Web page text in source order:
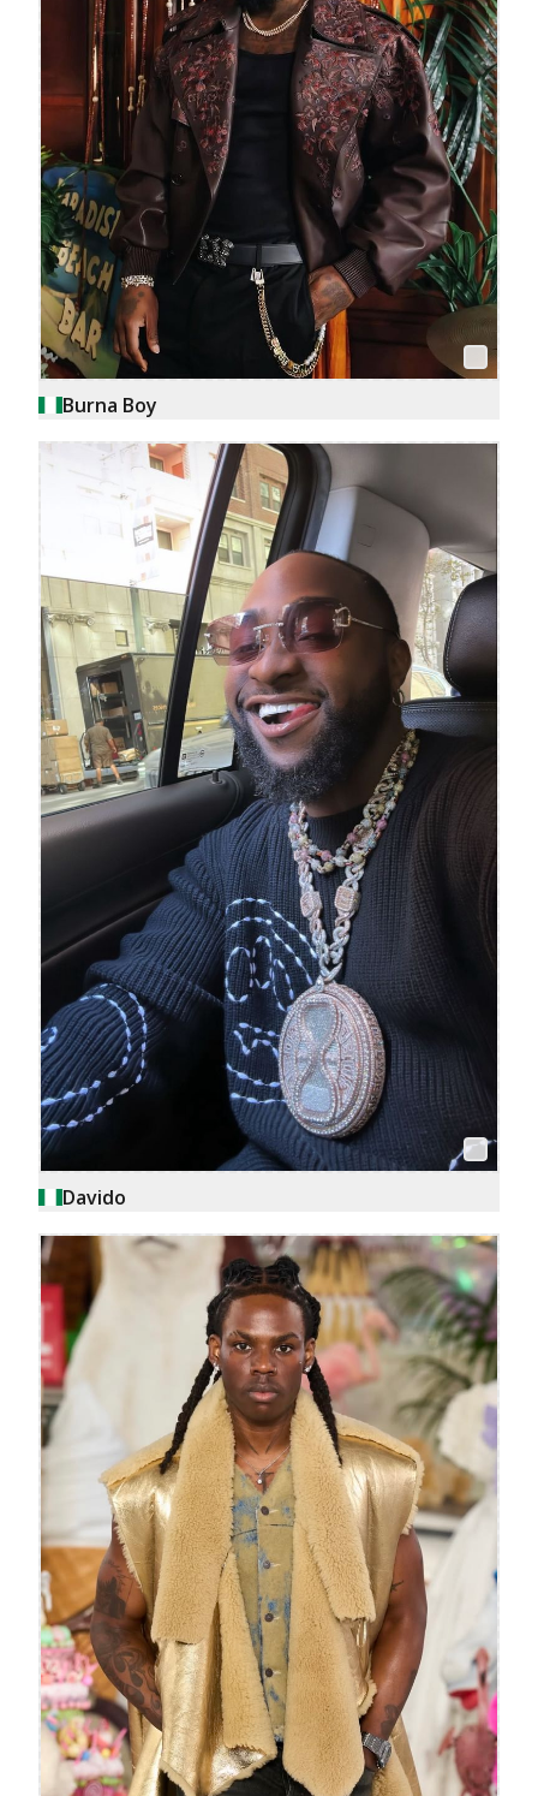
Burna Boy
Davido